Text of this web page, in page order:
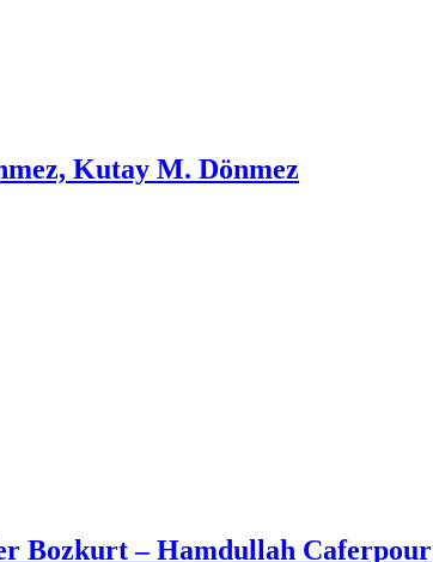
Kutay M. Dönmez
Bozkurt – Hamdullah Caferpour